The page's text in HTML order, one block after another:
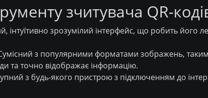
зчитувача QR-
інтуїтивно зрозумілий інтерфейс, що робить його
з популярними форматами зображень, такими
та точно відображає інформацію.
з будь-якого пристрою з підключенням до